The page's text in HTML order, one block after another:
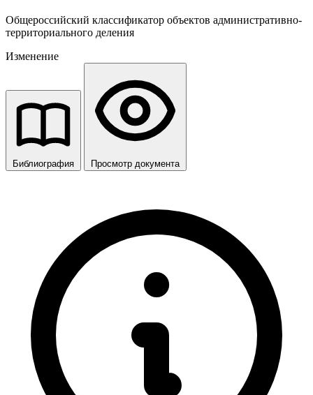
Общероссийский классификатор объектов административно-
территориального деления
Изменение
Библиография Просмотр документа